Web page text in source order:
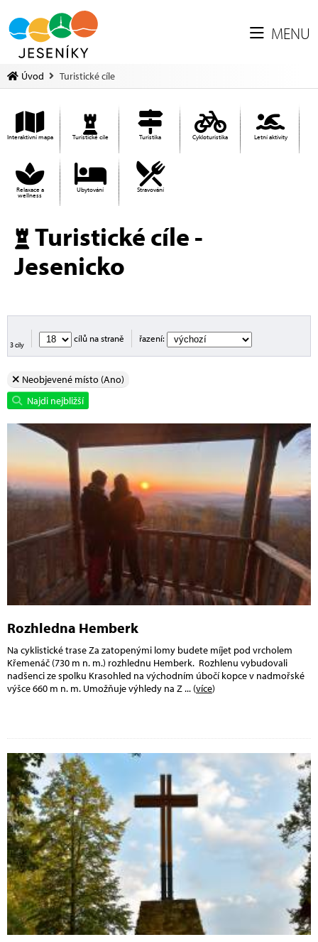
MENU
Úvod Turistické cíle
Interaktivní mapa Turistické cíle Turistika Cykloturistika Letní aktivity
Relaxace a
wellness
Ubytování Stravování
Turistické cíle -
Jesenicko
3 cíly
cílů na straně řazení:
Neobjevené místo (Ano)
Najdi nejbližší
Rozhledna Hemberk
Na cyklistické trase Za zatopenými lomy budete míjet pod vrcholem
Křemenáč (730 m n. m.) rozhlednu Hemberk. Rozhlenu vybudovali
nadšenci ze spolku Krasohled na východním úbočí kopce v nadmořské
výšce 660 m n. m. Umožňuje výhledy na Z... (více)